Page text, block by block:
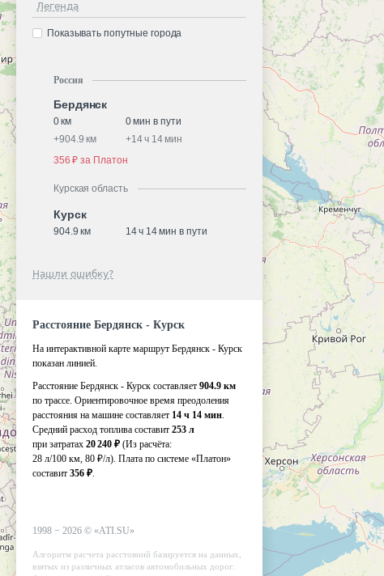
Легенда
Показывать попутные города
Россия
Бердянск
0 км
0 мин в пути
+904.9 км +14 ч 14 мин
356 ₽ за Платон
Курская область
Курск
904.9 км 14 ч 14 мин в пути
Нашли ошибку?
Расстояние Бердянск - Курск
На интерактивной карте маршрут Бердянск - Курск
показан линией.
Расстояние Бердянск - Курск составляет 904.9 км
по трассе. Ориентировочное время преодоления
расстояния на машине составляет 14 ч 14 мин.
Средний расход топлива составит 253 л
при затратах 20 240 ₽ (Из расчёта:
28 л/100 км, 80 ₽/л). Плата по системе «Платон»
составит 356 ₽.
1998 − 2026 © «ATI.SU»
Алгоритм расчета расстояний базируется на данных,
взятых из различных атласов автомобильных дорог.